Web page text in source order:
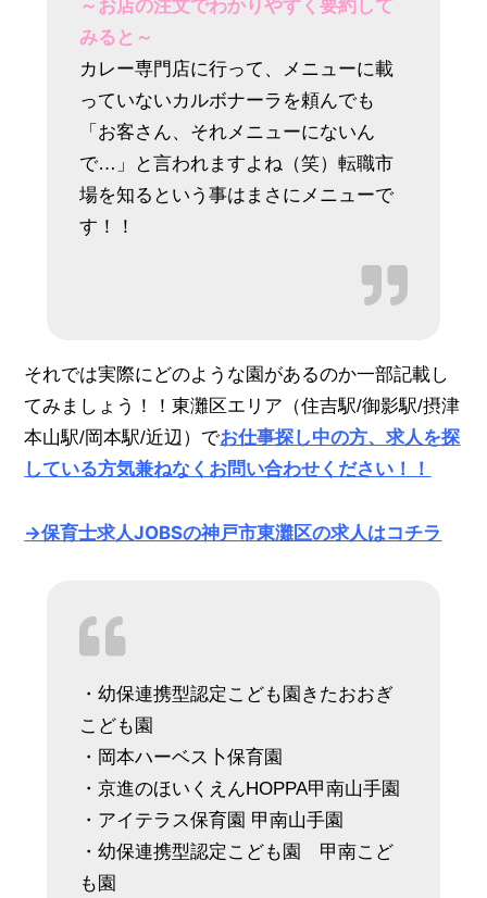
～お店の注文でわかりやすく要約して
みると～
カレー専門店に行って、メニューに載
っていないカルボナーラを頼んでも
「お客さん、それメニューにないん
で…」と言われますよね（笑）転職市
場を知るという事はまさにメニューで
す！！
それでは実際にどのような園があるのか一部記載し
てみましょう！！東灘区エリア（住吉駅/御影駅/摂津
本山駅/岡本駅/近辺）でお仕事探し中の方、求人を探
している方気兼ねなくお問い合わせください！！
→保育士求人JOBSの神戸市東灘区の求人はコチラ
・幼保連携型認定こども園きたおおぎ
こども園
・岡本ハーベス卜保育園
・京進のほいくえんHOPPA甲南山手園
・アイテラス保育園 甲南山手園
・幼保連携型認定こども園 甲南こど
も園